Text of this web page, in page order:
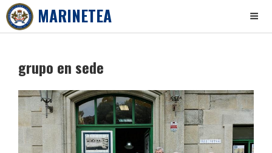
content
MARINETEA
grupo en sede